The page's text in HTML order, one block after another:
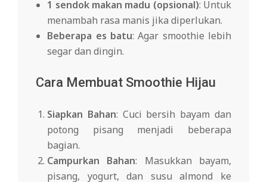
1 sendok makan madu (opsional): Untuk
menambah rasa manis jika diperlukan.
Beberapa es batu: Agar smoothie lebih
segar dan dingin.
Cara Membuat Smoothie Hijau
Siapkan Bahan: Cuci bersih bayam dan
potong pisang menjadi beberapa
bagian.
Campurkan Bahan: Masukkan bayam,
pisang, yogurt, dan susu almond ke